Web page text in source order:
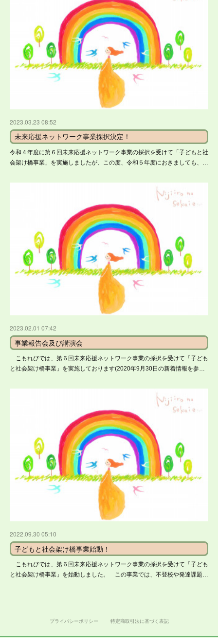
2023.03.23 08:52
未来応援ネットワーク事業採択決定！
令和４年度に第６回未来応援ネットワーク事業の採択を受けて「子どもと社
会架け橋事業」を実施しましたが、この度、令和５年度におきましても、…
2023.02.01 07:42
事業報告会及び講演会
こもれびでは、第６回未来応援ネットワーク事業の採択を受けて「子ども
と社会架け橋事業」を実施しております(2020年9月30日の新着情報を参…
2022.09.30 05:10
子どもと社会架け橋事業始動！
こもれびでは、第６回未来応援ネットワーク事業の採択を受けて「子ども
と社会架け橋事業」を始動しました。 この事業では、不登校や発達課題…
プライバシーポリシー 特定商取引法に基づく表記